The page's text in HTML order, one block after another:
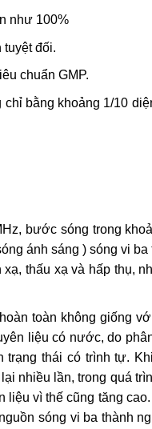
như 100%
tuyệt đối.
chuẩn GMP.
bằng khoảng 1/10
bước sóng trong
ánh sáng ) sóng vi ba
thấu xạ và hấp thụ,
toàn không giống
liệu có nước, do
trạng thái có trình tự.
nhiều lần, trong quá
vì thế cũng tăng
sóng vi ba thành